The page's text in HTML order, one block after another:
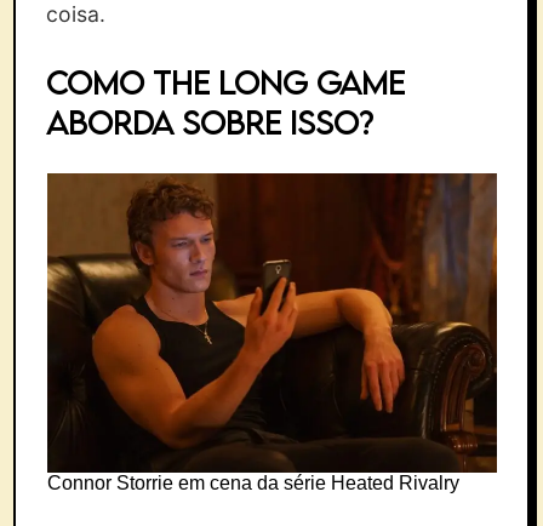
coisa.
Como The Long Game
aborda sobre isso?
Connor Storrie em cena da série Heated Rivalry